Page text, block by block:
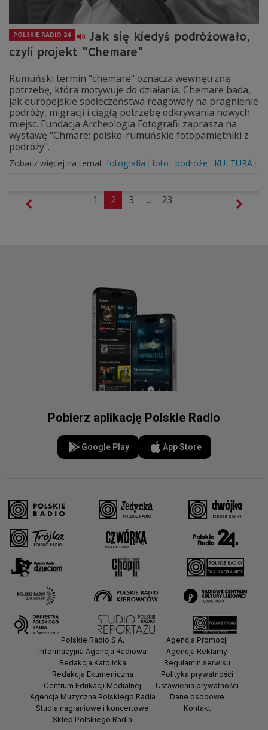
POLSKIE RADIO 24
Jak się kiedyś podróżowało,
czyli projekt "Chemare"
Rumuński termin "chemare" oznacza wewnętrzną
potrzebę, która motywuje do działania. Chemare bada,
jak europejskie społeczeństwa reagowały na pragnienie
podróży, migracji i ciągłą potrzebę odkrywania nowych
miejsc. Fundacja Archeologia Fotografii zaprasza na
wystawę "Chmare: polsko-rumuńskie fotopamiętniki z
podróży".
Zobacz więcej na temat: fotografia foto podróże KULTURA
1 2 3 ... 23
Pobierz aplikację Polskie Radio
Google Play App Store
Polskie Radio S.A.
Informacyjna Agencja Radiowa
Redakcja Katolicka
Redakcja Ekumeniczna
Centrum Edukacji Medialnej
Agencja Muzyczna Polskiego Radia
Studia nagraniowe i koncertowe
Sklep Polskiego Radia
Agencja Promocji
Agencja Reklamy
Regulamin serwisu
Polityka prywatności
Ustawienia prywatności
Dane osobowe
Kontakt